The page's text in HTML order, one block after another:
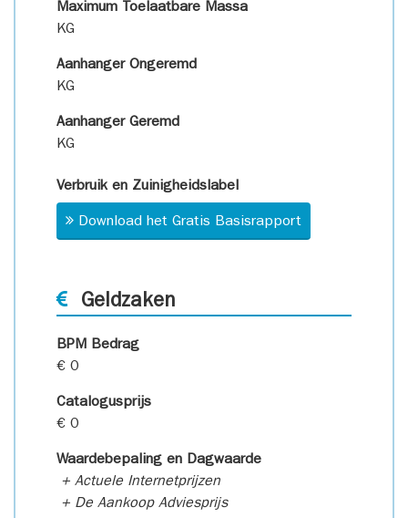
Maximum Toelaatbare Massa
KG
Aanhanger Ongeremd
KG
Aanhanger Geremd
KG
Verbruik en Zuinigheidslabel
Download het Gratis Basisrapport
Geldzaken
BPM Bedrag
€ 0
Catalogusprijs
€ 0
Waardebepaling en Dagwaarde
+ Actuele Internetprijzen
+ De Aankoop Adviesprijs